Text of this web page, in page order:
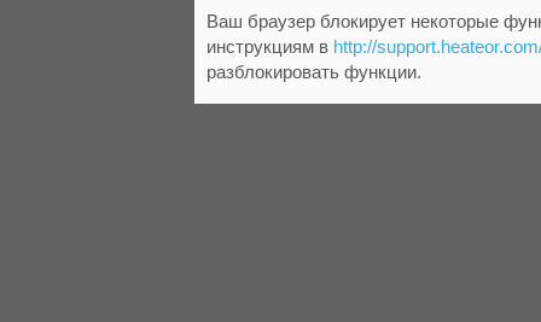
Ваш браузер блокирует некоторые
инструкциям в http://
разблокировать функции.